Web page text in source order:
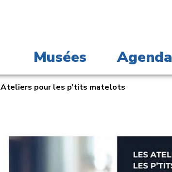
Musées Agenda
Ateliers pour les p’tits matelots